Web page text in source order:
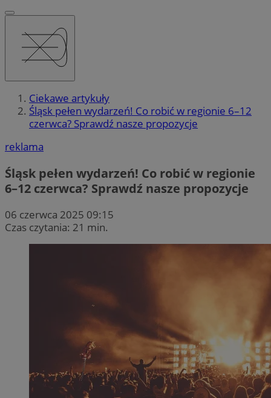
Ciekawe artykuły
Śląsk pełen wydarzeń! Co robić w regionie 6–12
czerwca? Sprawdź nasze propozycje
reklama
Śląsk pełen wydarzeń! Co robić w regionie
6–12 czerwca? Sprawdź nasze propozycje
06 czerwca 2025 09:15
Czas czytania: 21 min.